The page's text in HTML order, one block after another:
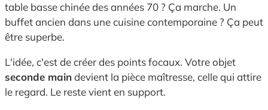
table basse chinée des années 70 ? Ça marche. Un
buffet ancien dans une cuisine contemporaine ? Ça peut
être superbe.
L'idée, c'est de créer des points focaux. Votre objet
seconde maindevient la pièce maîtresse, celle qui attire
le regard. Le reste vient en support.